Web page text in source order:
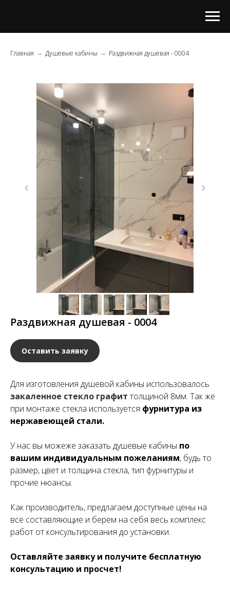
Главная → Душевые кабины → Раздвижная душевая - 0004
Раздвижная душевая - 0004
Оставить заявку
Для изготовления душевой кабины использовалось
закаленное стекло графит толщиной 8мм. Так же
при монтаже стекла используется фурнитура из
нержавеющей стали.
У нас вы можеже заказать душевые кабины по
вашим индивидуальным пожеланиям, будь то
размер, цвет и толщина стекла, тип фурнитуры и
прочие нюансы.
Как производитель, предлагаем доступные цены на
все составляющие и берем на себя весь комплекс
работ от консультирования до установки.
Оставляйте заявку и получите бесплатную
консультацию и просчет!